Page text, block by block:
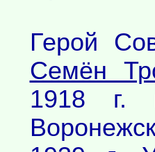
Герой
Семён
1918 г.